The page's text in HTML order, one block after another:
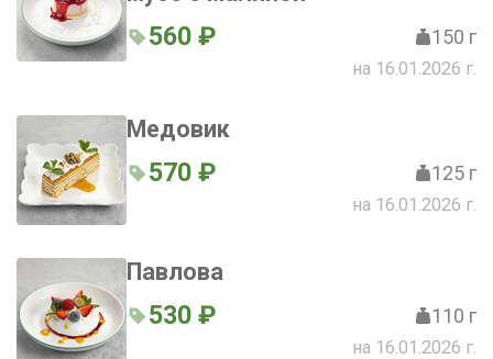
560 ₽ 150 г
на 16.01.2026 г.
Медовик
570 ₽ 125 г
на 16.01.2026 г.
Павлова
530 ₽ 110 г
на 16.01.2026 г.